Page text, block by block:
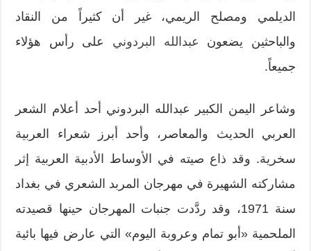
الديلمي ومصلح الريمي، غير أن كثيراً من النقاد
والباحثين يضعون عبدالله البردوني على رأس هؤلاء
جميعاً.
وشاعر اليمن الكبير عبدالله البردوني أحد أعلام الشعر
العربي الحديث والمعاصر، وأحد أبرز شعراء العربية
سخرية. وقد ذاع صيته في الأوساط الأدبية العربية إثر
مشاركته الشهيرة في مهرجان المربد الشعري في بغداد
سنة 1971، وقد ردَّدت جنبات المهرجان حينها قصيدته
الملحمية «أبو تمام وعروبة اليوم» التي عارض فيها بائية